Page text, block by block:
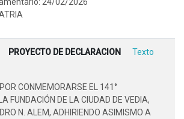
PROYECTO DE DECLARACION
Texto
CONMEMORARSE EL 141°
FUNDACIÓN DE LA CIUDAD DE VEDIA,
N. ALEM, ADHIRIENDO ASIMISMO A